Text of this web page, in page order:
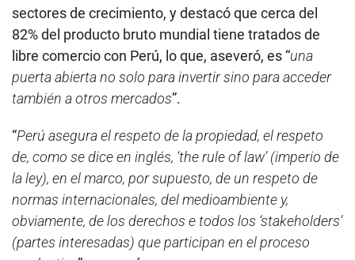
sectores de crecimiento, y destacó que cerca del
82% del producto bruto mundial tiene tratados de
libre comercio con Perú, lo que, aseveró, es “una
puerta abierta no solo para invertir sino para acceder
también a otros mercados”.
“Perú asegura el respeto de la propiedad, el respeto
de, como se dice en inglés, ‘the rule of law’ (imperio de
la ley), en el marco, por supuesto, de un respeto de
normas internacionales, del medioambiente y,
obviamente, de los derechos e todos los ‘stakeholders’
(partes interesadas) que participan en el proceso